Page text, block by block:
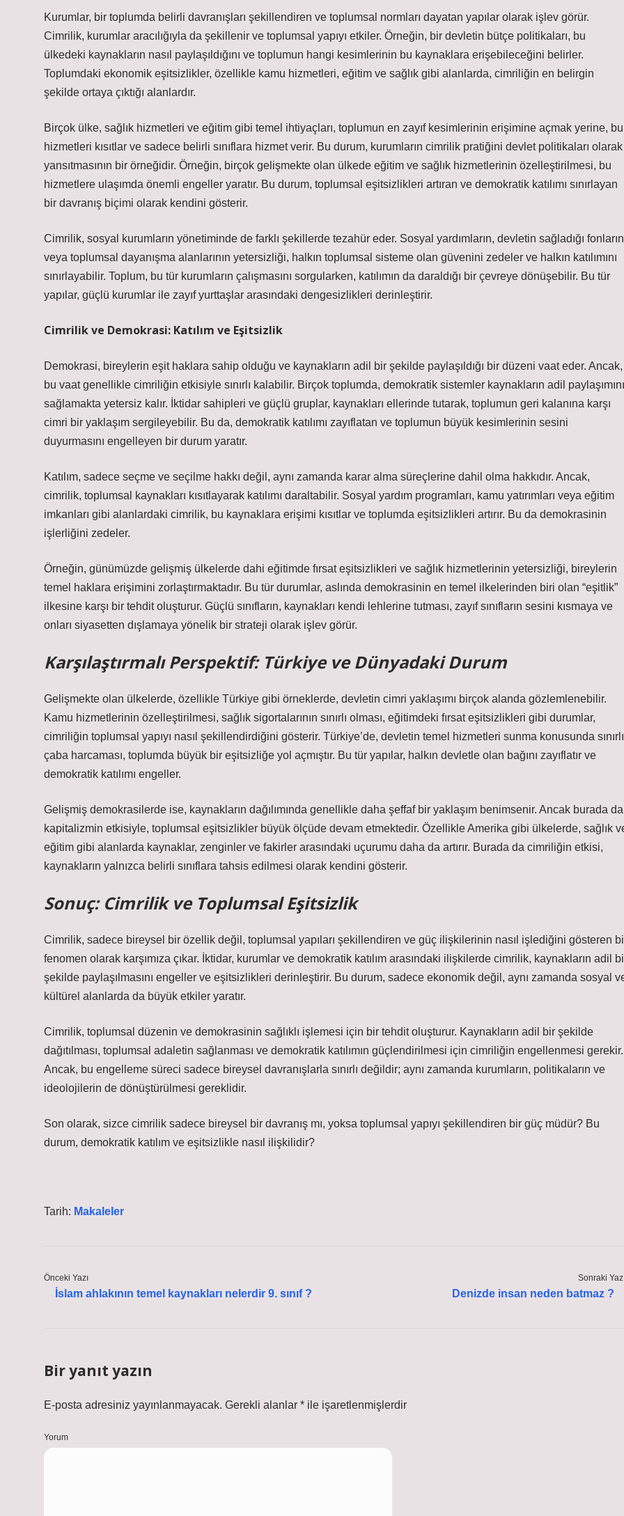
Kurumlar, bir toplumda belirli davranışları şekillendiren ve toplumsal normları dayatan yapılar olarak işlev görür.
Cimrilik, kurumlar aracılığıyla da şekillenir ve toplumsal yapıyı etkiler. Örneğin, bir devletin bütçe politikaları, bu
ülkedeki kaynakların nasıl paylaşıldığını ve toplumun hangi kesimlerinin bu kaynaklara erişebileceğini belirler.
Toplumdaki ekonomik eşitsizlikler, özellikle kamu hizmetleri, eğitim ve sağlık gibi alanlarda, cimriliğin en belirgin
şekilde ortaya çıktığı alanlardır.
Birçok ülke, sağlık hizmetleri ve eğitim gibi temel ihtiyaçları, toplumun en zayıf kesimlerinin erişimine açmak yerine, bu
hizmetleri kısıtlar ve sadece belirli sınıflara hizmet verir. Bu durum, kurumların cimrilik pratiğini devlet politikaları olarak
yansıtmasının bir örneğidir. Örneğin, birçok gelişmekte olan ülkede eğitim ve sağlık hizmetlerinin özelleştirilmesi, bu
hizmetlere ulaşımda önemli engeller yaratır. Bu durum, toplumsal eşitsizlikleri artıran ve demokratik katılımı sınırlayan
bir davranış biçimi olarak kendini gösterir.
Cimrilik, sosyal kurumların yönetiminde de farklı şekillerde tezahür eder. Sosyal yardımların, devletin sağladığı fonların
veya toplumsal dayanışma alanlarının yetersizliği, halkın toplumsal sisteme olan güvenini zedeler ve halkın katılımını
sınırlayabilir. Toplum, bu tür kurumların çalışmasını sorgularken, katılımın da daraldığı bir çevreye dönüşebilir. Bu tür
yapılar, güçlü kurumlar ile zayıf yurttaşlar arasındaki dengesizlikleri derinleştirir.
Cimrilik ve Demokrasi: Katılım ve Eşitsizlik
Demokrasi, bireylerin eşit haklara sahip olduğu ve kaynakların adil bir şekilde paylaşıldığı bir düzeni vaat eder. Ancak,
bu vaat genellikle cimriliğin etkisiyle sınırlı kalabilir. Birçok toplumda, demokratik sistemler kaynakların adil paylaşımını
sağlamakta yetersiz kalır. İktidar sahipleri ve güçlü gruplar, kaynakları ellerinde tutarak, toplumun geri kalanına karşı
cimri bir yaklaşım sergileyebilir. Bu da, demokratik katılımı zayıflatan ve toplumun büyük kesimlerinin sesini
duyurmasını engelleyen bir durum yaratır.
Katılım, sadece seçme ve seçilme hakkı değil, aynı zamanda karar alma süreçlerine dahil olma hakkıdır. Ancak,
cimrilik, toplumsal kaynakları kısıtlayarak katılımı daraltabilir. Sosyal yardım programları, kamu yatırımları veya eğitim
imkanları gibi alanlardaki cimrilik, bu kaynaklara erişimi kısıtlar ve toplumda eşitsizlikleri artırır. Bu da demokrasinin
işlerliğini zedeler.
Örneğin, günümüzde gelişmiş ülkelerde dahi eğitimde fırsat eşitsizlikleri ve sağlık hizmetlerinin yetersizliği, bireylerin
temel haklara erişimini zorlaştırmaktadır. Bu tür durumlar, aslında demokrasinin en temel ilkelerinden biri olan “eşitlik”
ilkesine karşı bir tehdit oluşturur. Güçlü sınıfların, kaynakları kendi lehlerine tutması, zayıf sınıfların sesini kısmaya ve
onları siyasetten dışlamaya yönelik bir strateji olarak işlev görür.
Karşılaştırmalı Perspektif: Türkiye ve Dünyadaki Durum
Gelişmekte olan ülkelerde, özellikle Türkiye gibi örneklerde, devletin cimri yaklaşımı birçok alanda gözlemlenebilir.
Kamu hizmetlerinin özelleştirilmesi, sağlık sigortalarının sınırlı olması, eğitimdeki fırsat eşitsizlikleri gibi durumlar,
cimriliğin toplumsal yapıyı nasıl şekillendirdiğini gösterir. Türkiye’de, devletin temel hizmetleri sunma konusunda sınırlı
çaba harcaması, toplumda büyük bir eşitsizliğe yol açmıştır. Bu tür yapılar, halkın devletle olan bağını zayıflatır ve
demokratik katılımı engeller.
Gelişmiş demokrasilerde ise, kaynakların dağılımında genellikle daha şeffaf bir yaklaşım benimsenir. Ancak burada da
kapitalizmin etkisiyle, toplumsal eşitsizlikler büyük ölçüde devam etmektedir. Özellikle Amerika gibi ülkelerde, sağlık
eğitim gibi alanlarda kaynaklar, zenginler ve fakirler arasındaki uçurumu daha da artırır. Burada da cimriliğin etkisi,
kaynakların yalnızca belirli sınıflara tahsis edilmesi olarak kendini gösterir.
Sonuç: Cimrilik ve Toplumsal Eşitsizlik
Cimrilik, sadece bireysel bir özellik değil, toplumsal yapıları şekillendiren ve güç ilişkilerinin nasıl işlediğini gösteren
fenomen olarak karşımıza çıkar. İktidar, kurumlar ve demokratik katılım arasındaki ilişkilerde cimrilik, kaynakların adil
şekilde paylaşılmasını engeller ve eşitsizlikleri derinleştirir. Bu durum, sadece ekonomik değil, aynı zamanda sosyal
kültürel alanlarda da büyük etkiler yaratır.
Cimrilik, toplumsal düzenin ve demokrasinin sağlıklı işlemesi için bir tehdit oluşturur. Kaynakların adil bir şekilde
dağıtılması, toplumsal adaletin sağlanması ve demokratik katılımın güçlendirilmesi için cimriliğin engellenmesi gerekir.
Ancak, bu engelleme süreci sadece bireysel davranışlarla sınırlı değildir; aynı zamanda kurumların, politikaların ve
ideolojilerin de dönüştürülmesi gereklidir.
Son olarak, sizce cimrilik sadece bireysel bir davranış mı, yoksa toplumsal yapıyı şekillendiren bir güç müdür? Bu
durum, demokratik katılım ve eşitsizlikle nasıl ilişkilidir?
Tarih: Makaleler
Önceki Yazı
İslam ahlakının temel kaynakları nelerdir 9. sınıf ?
Sonraki
Denizde insan neden batmaz ?
Bir yanıt yazın
E-posta adresiniz yayınlanmayacak. Gerekli alanlar * ile işaretlenmişlerdir
Yorum